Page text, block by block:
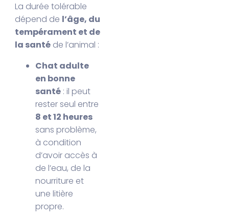
La durée tolérable
dépend de l’âge, du
tempérament et de
la santé de l’animal :
Chat adulte
en bonne
santé : il peut
rester seul entre
8 et 12 heures
sans problème,
à condition
d’avoir accès à
de l’eau, de la
nourriture et
une litière
propre.